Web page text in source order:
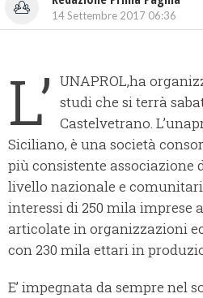
14 Settembre 2017 06:36
L’ UNAPROL,ha
studi che si terrà
Castelvetrano.
Siciliano, è una società
più consistente associazione
livello nazionale e
interessi di 250 mila imprese
articolate in organizzazioni
con 230 mila ettari in
E’ impegnata da sempre nel